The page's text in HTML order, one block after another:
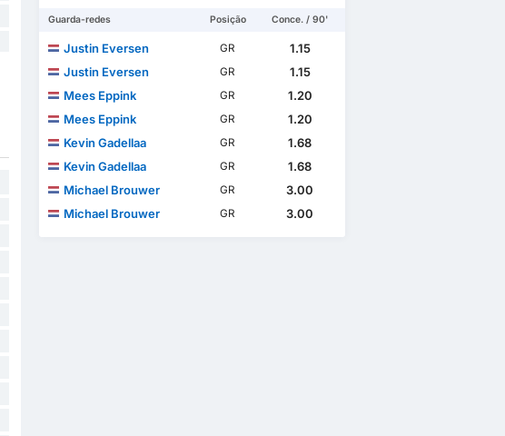
Guarda-redes Posição Conce. / 90'
Justin Eversen GR
1.15
Justin Eversen
GR
1.15
Mees Eppink
GR
1.20
Mees Eppink
GR
1.20
Kevin Gadellaa
GR
1.68
Kevin Gadellaa
GR
1.68
Michael Brouwer
GR
3.00
Michael Brouwer
GR 3.00